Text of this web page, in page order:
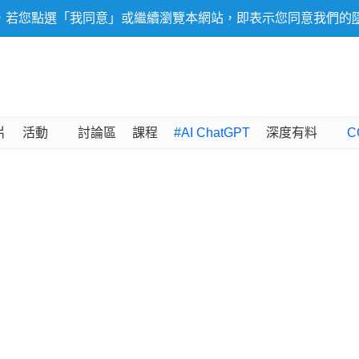
您點選「我同意」或繼續瀏覽本網站，即表示您同意我們的
活動 討論區 課程 #AI ChatGPT 深度有料